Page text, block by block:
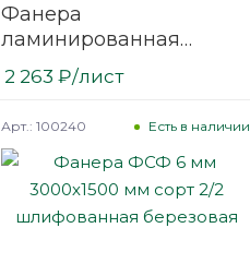
Фанера
ламинированная
(ФОФ) 6 мм 2440х1220
мм F/F сорт 1/1
2 263 ₽/лист
Есть в наличии
Арт.: 100240